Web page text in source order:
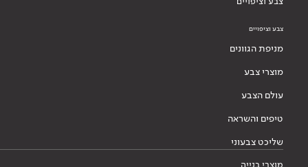
צבע וציפויים
מניפת הגוונים
מוצרי צבע
עולם הצבע
טיפים והשראה
שליכט צבעוני
מוצרי בנייה